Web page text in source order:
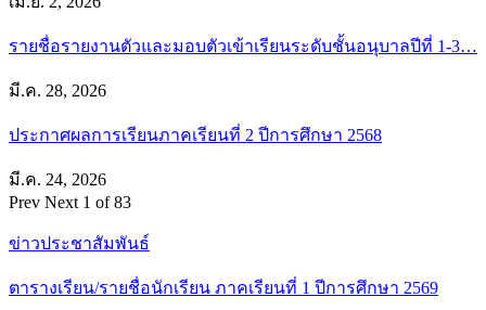
รายชื่อรายงานตัวและมอบตัวเข้าเรียนระดับชั้นอนุบาลปีที่ 1-3…
มี.ค. 28, 2026
ประกาศผลการเรียนภาคเรียนที่ 2 ปีการศึกษา 2568
มี.ค. 24, 2026
Prev Next 1 of 83
ข่าวประชาสัมพันธ์
ตารางเรียน/รายชื่อนักเรียน ภาคเรียนที่ 1 ปีการศึกษา 2569